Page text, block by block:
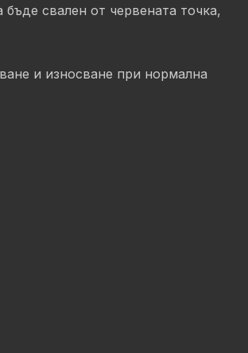
свален от червената точка,
и износване при нормална